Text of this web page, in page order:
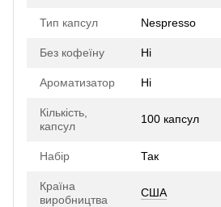
Тип капсул Nespresso
Без кофеїну Ні
Ароматизатор Ні
Кількість,
капсул
100 капсул
Набір Так
Країна
виробництва
США